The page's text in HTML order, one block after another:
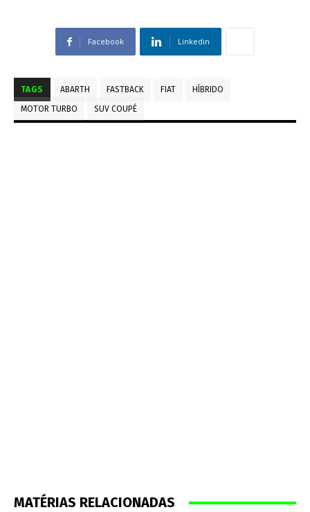
Facebook Linkedin
TAGS ABARTH FASTBACK FIAT
HÍBRIDO
MOTOR TURBO
SUV COUPÉ
MATÉRIAS RELACIONADAS